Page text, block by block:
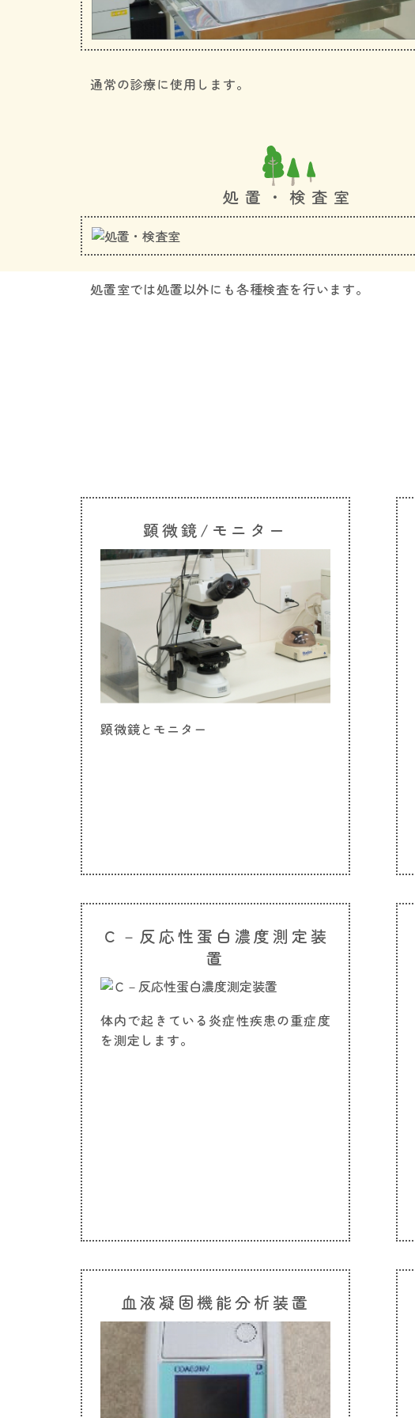
通常の診療に使用します。
処置・検査室
処置室では処置以外にも各種検査を行います。
顕微鏡/モニター
顕微鏡とモニター
Ｃ－反応性蛋白濃度測定装
置
体内で起きている炎症性疾患の重症度
を測定します。
血液凝固機能分析装置